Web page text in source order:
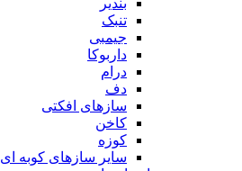
تنبک
جیمبی
داربوکا
درام
دف
سازهای افکتی
کاخن
کوزه
سایر سازهای کوبه ای